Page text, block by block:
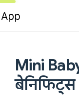
Mini
बेनिफिट्स